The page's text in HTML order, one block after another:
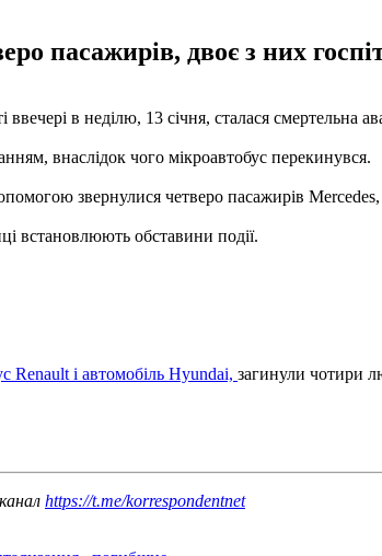
пасажирів, двоє з них
в неділю, 13 січня, сталася смертельна
внаслідок чого мікроавтобус перекинувся.
звернулися четверо пасажирів Mercedes,
встановлюють обставини події.
Renault і автомобіль Hyundai, загинули чотири
https://t.me/korrespondentnet